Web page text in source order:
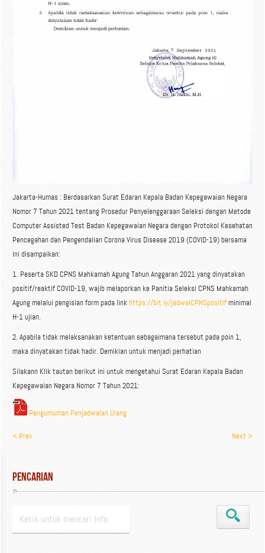
Jakarta-Humas : Berdasarkan Surat Edaran Kepala Badan Kepegawaian Negara
Nomor 7 Tahun 2021 tentang Prosedur Penyelenggaraan Seleksi dengan Metode
Computer Assisted Test Badan Kepegawaian Negara dengan Protokol Kesehatan
Pencegahan dan Pengendalian Corona Virus Disease 2019 (COVID-19) bersama
ini disampaikan:
1. Peserta SKD CPNS Mahkamah Agung Tahun Anggaran 2021 yang dinyatakan
positif/reaktif COVID-19, wajib melaporkan ke Panitia Seleksi CPNS Mahkamah
Agung melalui pengisian form pada linkhttps://bit.ly/jadwalCPNSpositifminimal
H-1 ujian.
2. Apabila tidak melaksanakan ketentuan sebagaimana tersebut pada poin 1,
maka dinyatakan tidak hadir. Demikian untuk menjadi perhatian
Silakann Klik tautan berikut ini untuk mengetahui Surat Edaran Kepala Badan
Kepegawaian Negara Nomor 7 Tahun 2021:
Pengumuman Penjadwalan Ulang
< Prev Next >
Pencarian